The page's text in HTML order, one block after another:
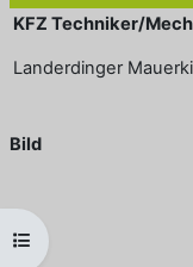
Kursindex öffnen
KFZ Techniker/
Landerdinger
Bild